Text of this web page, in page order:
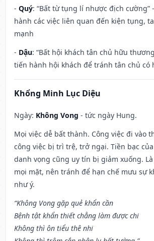
- Quý: “Bất từ tụng lí nhược địch cường”
hành các việc liên quan đến kiện tụng,
mạnh
- Dậu: “Bất hội khách tân chủ hữu
tiến hành hội khách để tránh tân chủ có
Khổng Minh Lục Diệu
Ngày: Không Vong - tức ngày Hung.
Mọi việc dễ bất thành. Công việc đi vào
công việc bị trì trệ, trở ngại. Tiền bạc
danh vọng cũng uy tín bị giảm xuống.
mọi mặt, nên tránh để hạn chế mưu sự
như ý.
“Không Vong gặp quẻ khẩn cần
Bệnh tật khẩn thiết chẳng làm được chi
Không thì ôn tiểu thê nhi